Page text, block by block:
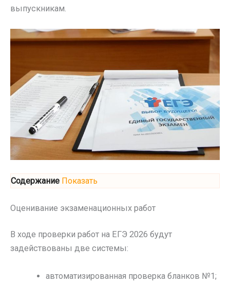
выпускникам.
Содержание Показать
Оценивание экзаменационных работ
В ходе проверки работ на ЕГЭ 2026 будут
задействованы две системы:
автоматизированная проверка бланков №1;